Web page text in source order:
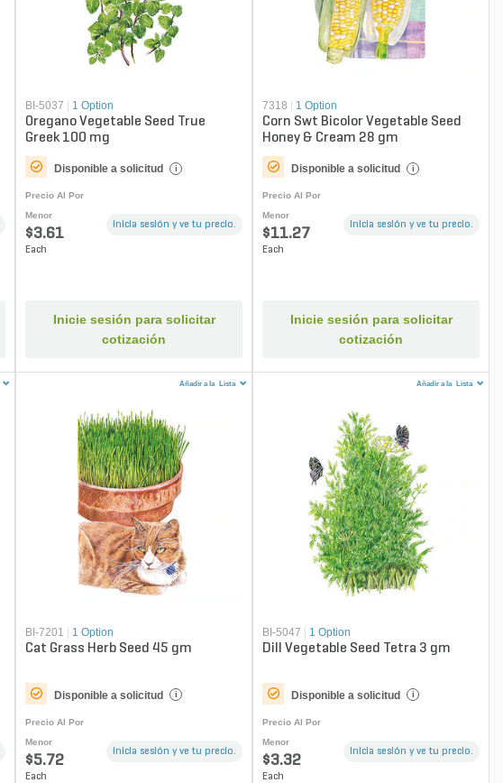
BI-5037 1 Option
Oregano Vegetable Seed True
Greek 100 mg
Disponible a solicitud i
Precio Al Por
Menor
$3.61
Each
Inicia sesión y ve tu precio.
Inicie sesión para solicitar
cotización
7318 1 Option
Corn Swt Bicolor Vegetable Seed
Honey & Cream 28 gm
Disponible a solicitud i
Precio Al Por
Menor
$11.27
Each
Inicia sesión y ve tu precio.
Inicie sesión para solicitar
cotización
Añadir a la Lista
BI-7201 | 1 Option
Cat Grass Herb Seed 45 gm
Disponible a solicitud i
Precio Al Por
Menor
$5.72
Each
Inicia sesión y ve tu precio.
Añadir a la Lista
BI-5047 | 1 Option
Dill Vegetable Seed Tetra 3 gm
Disponible a solicitud i
Precio Al Por
Menor
$3.32
Each
Inicia sesión y ve tu precio.